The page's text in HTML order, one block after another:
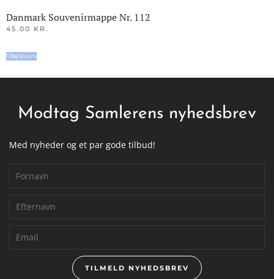
Danmark Souvenirmappe Nr. 112
45.00 KR.
Tilføj til kurv
Modtag Samlerens nyhedsbrev
Med nyheder og et par gode tilbud!
TILMELD NYHEDSBREV